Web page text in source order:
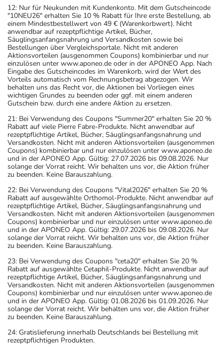
Sie den Zuckergehalt berücksichtigen.
- Es kann Arzneimittel geben, mit denen
Wechselwirkungen auftreten. Sie sollten deswegen
generell vor der Behandlung mit einem neuen
Arzneimittel jedes andere, das Sie bereits anwenden,
dem Arzt oder Apotheker angeben. Das gilt auch für
Arzneimittel, die Sie selbst kaufen, nur gelegentlich
anwenden oder deren Anwendung schon einige Zeit
zurückliegt.
- Auf Grapefruit sowie Grapefruit-Zubereitungen soll
während der Behandlung mit dem Medikament
vollständig verzichtet werden.
Bitte verwenden Sie dieses Arzneimittel nicht mehr nach
dem auf der Packung oder der Umverpackung
angegebenen Verfallsdatum. Das Verfallsdatum bezieht
sich auf den letzten Tag des angegebenen Monats.
12: Nur für Neukunden mit Kundenkonto. Mit dem Gutscheincode
"10NEU26" erhalten Sie 10 % Rabatt für Ihre erste Bestellung, ab
einem Mindestbestellwert von 49 € (Warenkorbwert). Nicht
anwendbar auf rezeptpflichtige Artikel, Bücher,
Säuglingsanfangsnahrung und Versandkosten sowie bei
Bestellungen über Vergleichsportale. Nicht mit anderen
Aktionsvorteilen (ausgenommen Coupons) kombinierbar und nur
einzulösen unter www.aponeo.de oder in der APONEO App. Nach
Eingabe des Gutscheincodes im Warenkorb, wird der Wert des
Vorteils automatisch vom Rechnungsbetrag abgezogen. Wir
behalten uns das Recht vor, die Aktionen bei Vorliegen eines
wichtigen Grundes zu beenden oder ggf. mit einem anderen
Gutschein bzw. durch eine andere Aktion zu ersetzen.
21: Bei Verwendung des Coupons "Summer20" erhalten Sie 20 %
Rabatt auf viele Pierre Fabre-Produkte. Nicht anwendbar auf
rezeptpflichtige Artikel, Bücher, Säuglingsanfangsnahrung und
Versandkosten. Nicht mit anderen Aktionsvorteilen (ausgenommen
Coupons) kombinierbar und nur einzulösen unter www.aponeo.de
und in der APONEO App. Gültig: 27.07.2026 bis 09.08.2026. Nur
solange der Vorrat reicht. Wir behalten uns vor, die Aktion früher
zu beenden. Keine Barauszahlung.
22: Bei Verwendung des Coupons "Vital2026" erhalten Sie 20 %
Rabatt auf ausgewählte Orthomol-Produkte. Nicht anwendbar auf
rezeptpflichtige Artikel, Bücher, Säuglingsanfangsnahrung und
Versandkosten. Nicht mit anderen Aktionsvorteilen (ausgenommen
Coupons) kombinierbar und nur einzulösen unter www.aponeo.de
und in der APONEO App. Gültig: 29.07.2026 bis 09.08.2026. Nur
solange der Vorrat reicht. Wir behalten uns vor, die Aktion früher
zu beenden. Keine Barauszahlung.
23: Bei Verwendung des Coupons "ceta20" erhalten Sie 20 %
Rabatt auf ausgewählte Cetaphil-Produkte. Nicht anwendbar auf
rezeptpflichtige Artikel, Bücher, Säuglingsanfangsnahrung und
Versandkosten. Nicht mit anderen Aktionsvorteilen (ausgenommen
Coupons) kombinierbar und nur einzulösen unter www.aponeo.de
und in der APONEO App. Gültig: 01.08.2026 bis 01.09.2026. Nur
solange der Vorrat reicht. Wir behalten uns vor, die Aktion früher
zu beenden. Keine Barauszahlung.
24: Gratislieferung innerhalb Deutschlands bei Bestellung mit
rezeptpflichtigen Produkten.